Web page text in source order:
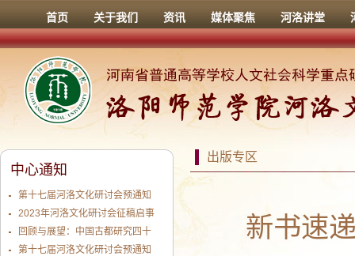
首页 关于我们 资讯 媒体聚焦 河洛讲堂
出版专区
新书速
中心通知
第十七届河洛文化研讨会预通知
2023年河洛文化研讨会征稿启事
回顾与展望：中国古都研究四十
第十七届河洛文化研讨会预通知